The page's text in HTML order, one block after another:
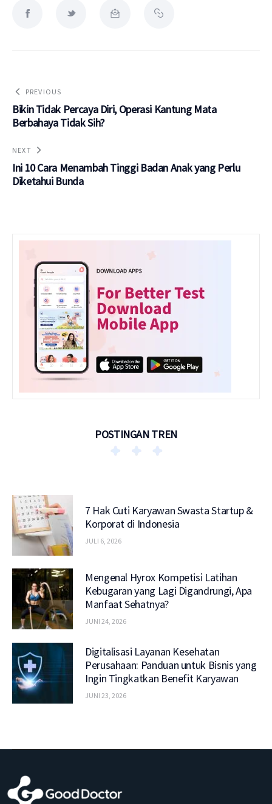
PREVIOUS
Bikin Tidak Percaya Diri, Operasi Kantung Mata
Berbahaya Tidak Sih?
NEXT
Ini 10 Cara Menambah Tinggi Badan Anak yang Perlu
Diketahui Bunda
POSTINGAN TREN
7 Hak Cuti Karyawan Swasta Startup &
Korporat di Indonesia
JULI 6, 2026
Mengenal Hyrox Kompetisi Latihan
Kebugaran yang Lagi Digandrungi, Apa
Manfaat Sehatnya?
JUNI 24, 2026
Digitalisasi Layanan Kesehatan
Perusahaan: Panduan untuk Bisnis yang
Ingin Tingkatkan Benefit Karyawan
JUNI 23, 2026